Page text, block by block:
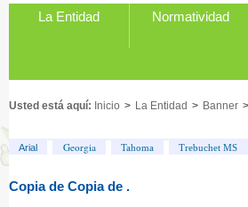
La Entidad Normatividad
Usted está aquí: Inicio > La Entidad > Banner >
Arial Georgia Tahoma Trebuchet MS
Copia de Copia de .